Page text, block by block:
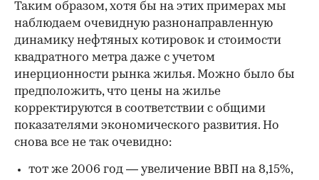
Таким образом, хотя бы на этих примерах мы
наблюдаем очевидную разнонаправленную
динамику нефтяных котировок и стоимости
квадратного метра даже с учетом
инерционности рынка жилья. Можно было бы
предположить, что цены на жилье
корректируются в соответствии с общими
показателями экономического развития. Но
снова все не так очевидно:
тот же 2006 год — увеличение ВВП на 8,15%,